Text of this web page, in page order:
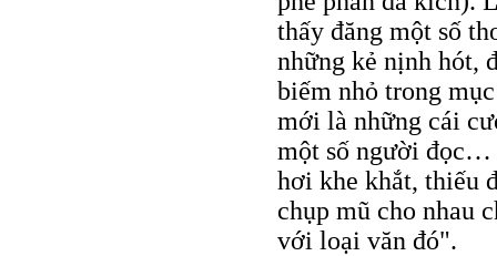
thấy đăng một số
những kẻ nịnh hót,
biếm nhỏ trong
mới là những cái
một số người đọc…
hơi khe khắt, thiếu
chụp mũ cho nhau
với loại văn đó".